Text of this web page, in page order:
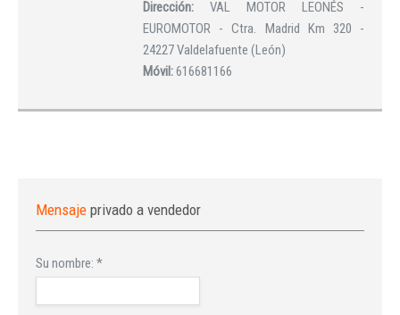
Dirección: VAL MOTOR LEONÉS -
EUROMOTOR - Ctra. Madrid Km 320 -
24227 Valdelafuente (León)
Móvil:616681166
Mensaje privado a vendedor
Su nombre: *